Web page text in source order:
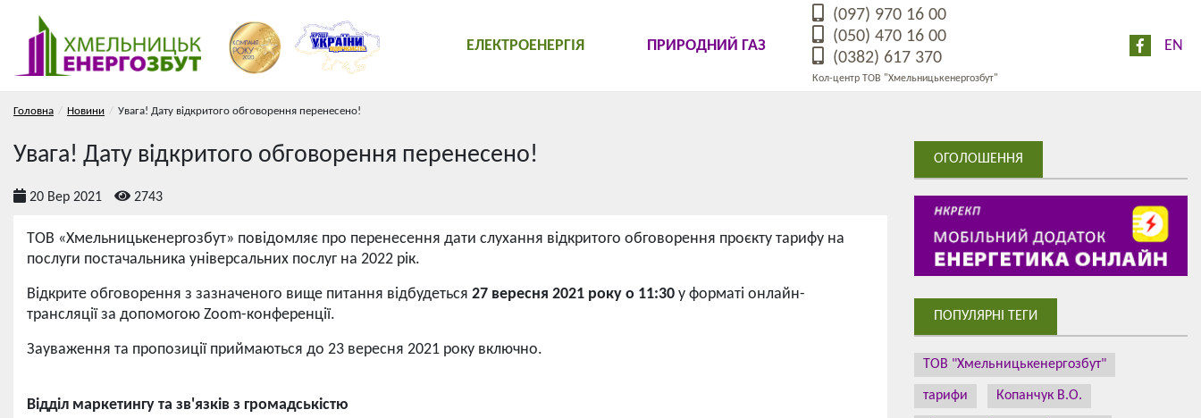
ЕЛЕКТРОЕНЕРГІЯ ПРИРОДНИЙ ГАЗ
(097) 970 16 00
(050) 470 16 00
(0382) 617 370
Кол-центр ТОВ "Хмельницькенергозбут"
EN
Головна Новини Увага! Дату відкритого обговорення перенесено!
Увага! Дату відкритого обговорення перенесено!
20 Вер 2021 2743
ТОВ «Хмельницькенергозбут» повідомляє про перенесення дати слухання відкритого обговорення проєкту тарифу на
послуги постачальника універсальних послуг на 2022 рік.
Відкрите обговорення з зазначеного вище питання відбудеться 27 вересня 2021 року о 11:30 у форматі онлайн-
трансляції за допомогою Zoom-конференції.
Зауваження та пропозиції приймаються до 23 вересня 2021 року включно.
Відділ маркетингу та зв'язків з громадськістю
ОГОЛОШЕННЯ
ПОПУЛЯРНІ ТЕГИ
ТОВ "Хмельницькенергозбут"
тарифи Копанчук В.О.